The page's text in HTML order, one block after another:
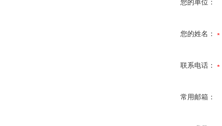
您的单位：
您的姓名：
联系电话：
常用邮箱：